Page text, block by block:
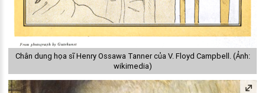
Chân dung họa sĩ Henry Ossawa Tanner của V. Floyd Campbell. (Ảnh:
wikimedia)